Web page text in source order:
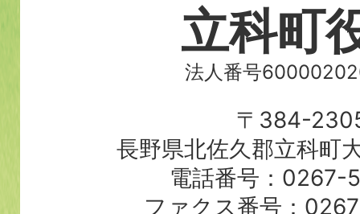
立科町
法人番号
〒384-
長野県北佐久郡立科町
電話番号：0267-
ファクス番号：